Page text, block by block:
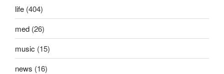
life (404)
med (26)
music (15)
news (16)